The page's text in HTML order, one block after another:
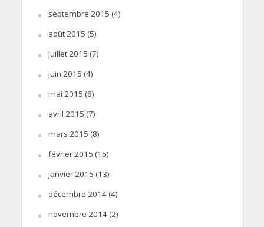
septembre 2015 (4)
août 2015 (5)
juillet 2015 (7)
juin 2015 (4)
mai 2015 (8)
avril 2015 (7)
mars 2015 (8)
février 2015 (15)
janvier 2015 (13)
décembre 2014(4)
novembre 2014(2)